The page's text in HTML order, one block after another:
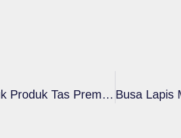
Keunggulan Busa Lapis Cellindo Putra Untuk Produk Tas Premium